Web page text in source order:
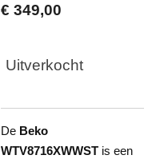
€ 349,00
Uitverkocht
De Beko
WTV8716XWWST is een